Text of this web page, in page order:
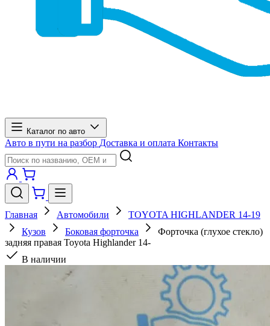
Каталог по авто
Авто в пути на разбор Доставка и оплата Контакты
Главная Автомобили
TOYOTA HIGHLANDER 14-19
Кузов
Боковая форточка
Форточка (глухое стекло)
задняя правая Toyota Highlander 14-
В наличии